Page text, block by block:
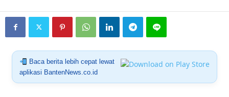
Baca berita lebih cepat lewat
aplikasi BantenNews.co.id